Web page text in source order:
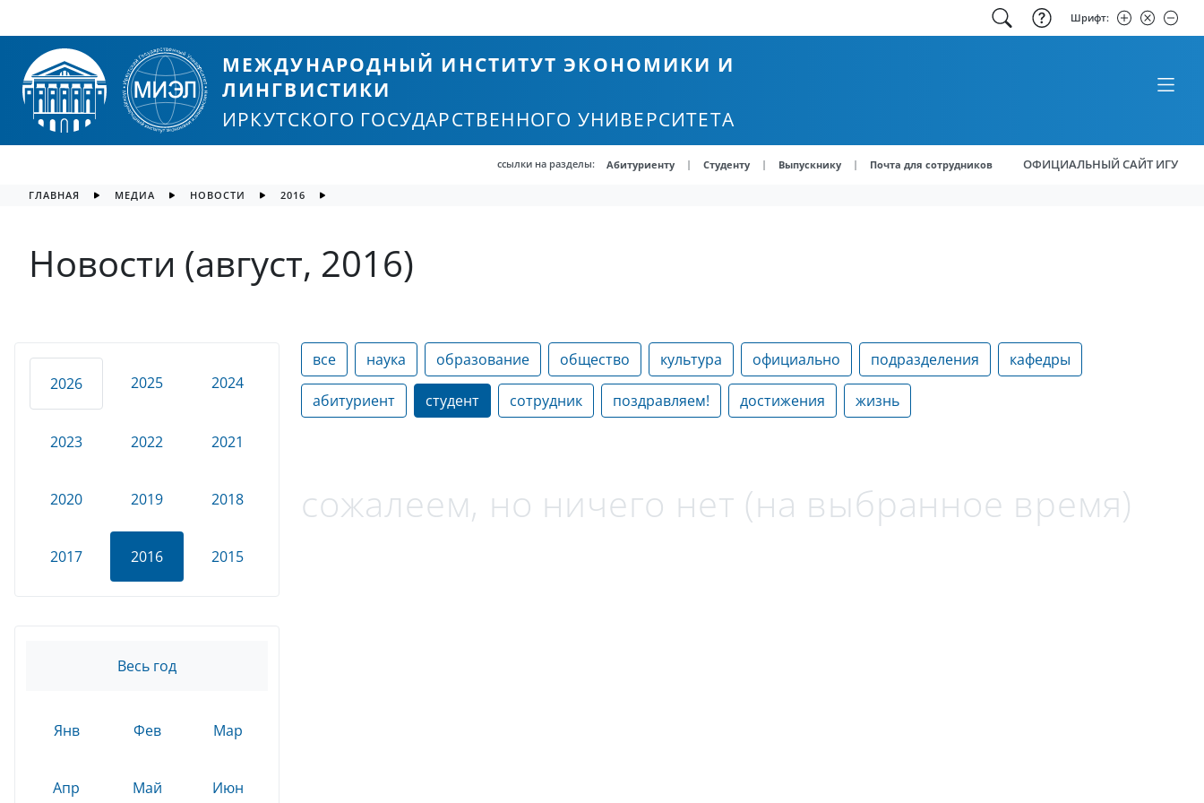
Шрифт:
МЕЖДУНАРОДНЫЙ ИНСТИТУТ ЭКОНОМИКИ И
ЛИНГВИСТИКИ
ИРКУТСКОГО ГОСУДАРСТВЕННОГО УНИВЕРСИТЕТА
ссылки на разделы: Абитуриенту | Студенту | Выпускнику | Почта для сотрудников ОФИЦИАЛЬНЫЙ САЙТ ИГУ
ГЛАВНАЯ МЕДИА НОВОСТИ 2016
Новости (август, 2016)
2026 2025 2024
2023 2022 2021
2020 2019 2018
2017 2016 2015
Весь год
Янв Фев Мар
Апр Май Июн
все наука образование общество культура официально подразделения кафедры
абитуриент студент сотрудник поздравляем! достижения жизнь
сожалеем, но ничего нет (на выбранное время)